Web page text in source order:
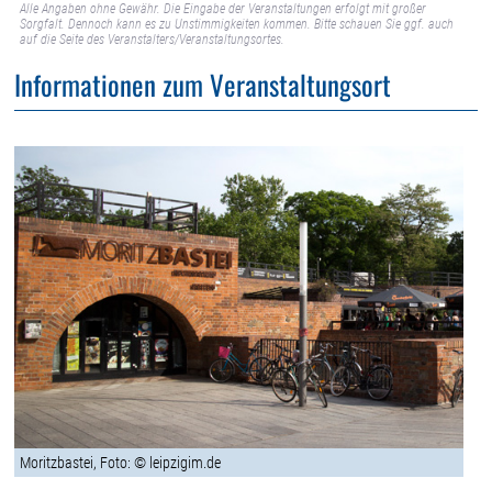
Alle Angaben ohne Gewähr. Die Eingabe der Veranstaltungen erfolgt mit großer
Sorgfalt. Dennoch kann es zu Unstimmigkeiten kommen. Bitte schauen Sie ggf. auch
auf die Seite des Veranstalters/Veranstaltungsortes.
Informationen zum Veranstaltungsort
Moritzbastei, Foto: © leipzigim.de